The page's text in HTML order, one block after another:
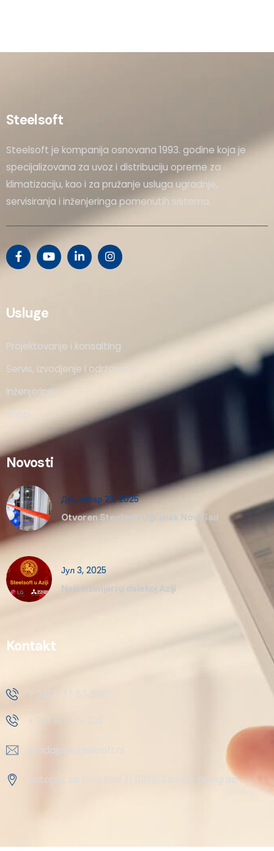
Steelsoft
Steelsoft je kompanija osnovana 1993. godine koja je
specijalizovana za uvoz i distribuciju opreme za
klimatizaciju, kao i za pružanje usluga ugradnje,
servisiranja i inženjeringa pomenutih sistema.
Usluge
Projektovanje i konsalting
Servis, izvodjenje i održavanje
Inženjering
Shop
Novosti
Децембар 23, 2025
Otvoren Steelsoft Ogranak Novi Sad
Јул 3, 2025
Naši inženjeri u dalekoj Aziji
Kontakt
+ 381 11 37 57 555
+ 381 18 41 51 230
prodaja@steelsoft.rs
Autoput za Novi Sad 71 11080, Zemun-Beograd